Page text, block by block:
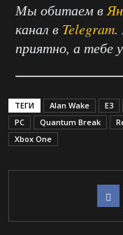
Мы обитаем в
канал в Telegram.
приятно, а тебе
ТЕГИ Alan Wake E3
PC
Quantum Break
Xbox One